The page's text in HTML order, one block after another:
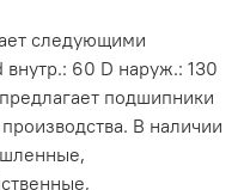
следующими
внутр.: 60 D наруж.: 130
подшипники
В наличии